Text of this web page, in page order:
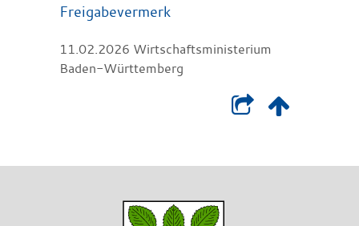
Freigabevermerk
11.02.2026 Wirtschaftsministerium
Baden-Württemberg